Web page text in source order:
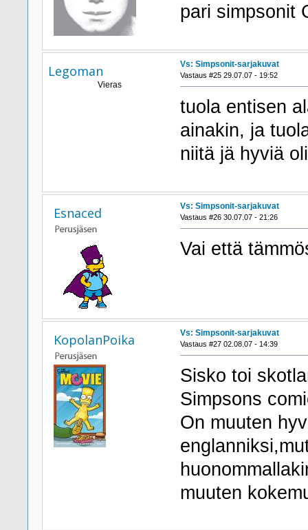
pari simpsonit
Legoman
Vieras
Vs: Simpsonit-sarjakuvat
Vastaus #25 29.07.07 - 19:52
tuola entisen
ainakin, ja
niitä jä hyviä
Esnaced Vs: Simpsonit-sarjakuvat
Vastaus #26 30.07.07 - 21:26
Vai että
KopolanPoika Vs: Simpsonit-sarjakuvat
Vastaus #27 02.08.07 - 14:39
Sisko toi
Simpsons
On muuten
muuten